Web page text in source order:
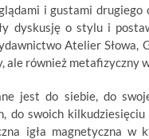
i gustami drugiego
dyskusję o stylu i
Atelier Słowa,
ale również metafizyczny
jest do siebie, do
do swoich
igła magnetyczna w